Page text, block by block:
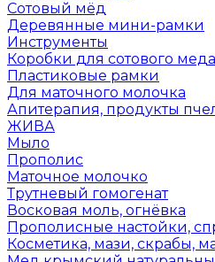
Сотовый мёд
Деревянные мини-рамки
Инструменты
Коробки для сотового меда
Пластиковые рамки
Для маточного молочка
Апитерапия, продукты
ЖИВА
Мыло
Прополис
Маточное молочко
Трутневый гомогенат
Восковая моль, огнёвка
Прополисные настойки,
Косметика, мази, скрабы,